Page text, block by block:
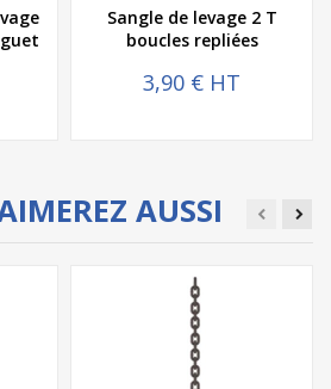
Sangle de levage 2 T
boucles repliées
3,90 € HT
AUSSI